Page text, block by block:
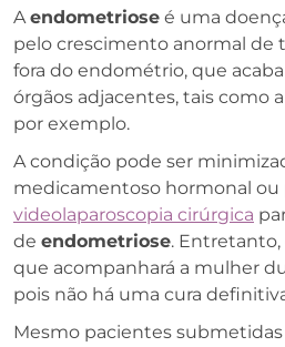
Aendometriose é uma
pelo crescimento anormal de
fora do endométrio, que
órgãos adjacentes, tais como
por exemplo.
A condição pode ser
medicamentoso hormonal ou
videolaparoscopia cirúrgica
de endometriose.
que acompanhará a mulher
pois não há uma cura
Mesmo pacientes